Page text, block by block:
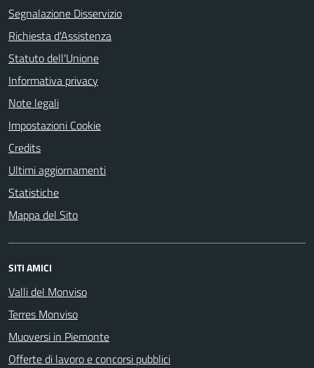
Segnalazione Disservizio
Richiesta d'Assistenza
Statuto dell'Unione
Informativa privacy
Note legali
Impostazioni Cookie
Credits
Ultimi aggiornamenti
Statistiche
Mappa del Sito
SITI AMICI
Valli del Monviso
Terres Monviso
Muoversi in Piemonte
Offerte di lavoro e concorsi pubblici